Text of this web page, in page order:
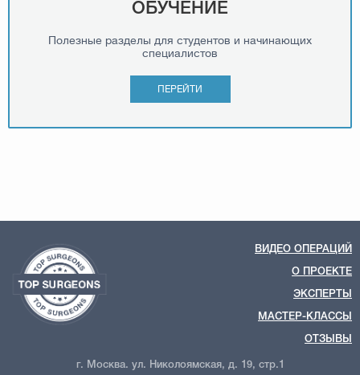
ОБУЧЕНИЕ
Полезные разделы для студентов и начинающих
специалистов
ПЕРЕЙТИ
ВИДЕО ОПЕРАЦИЙ
О ПРОЕКТЕ
ЭКСПЕРТЫ
МАСТЕР-КЛАССЫ
ОТЗЫВЫ
г. Москва. ул. Николоямская, д. 19, стр.1